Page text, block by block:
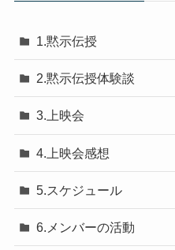
1.黙示伝授
2.黙示伝授体験談
3.上映会
4.上映会感想
5.スケジュール
6.メンバーの活動